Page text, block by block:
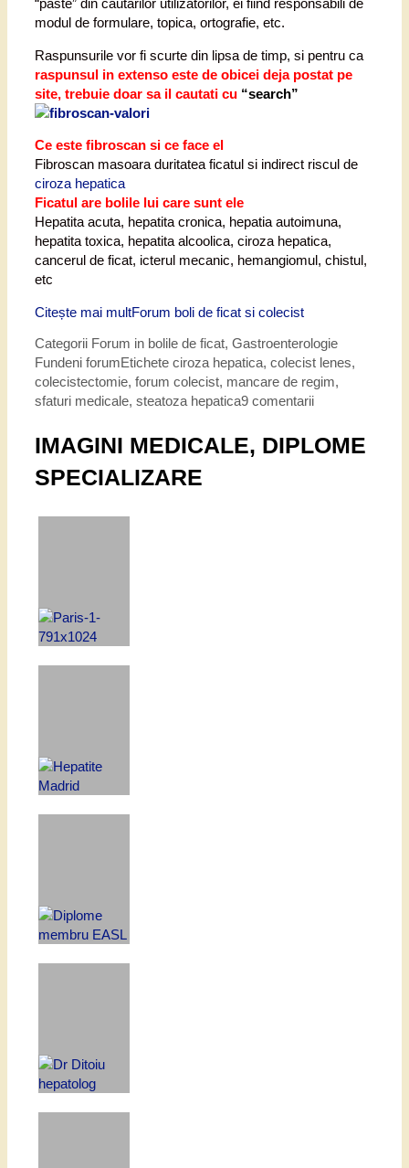
“paste” din cautarilor utilizatorilor, ei fiind responsabili de
modul de formulare, topica, ortografie, etc.
Raspunsurile vor fi scurte din lipsa de timp, si pentru ca
raspunsul in extenso este de obicei deja postat pe
site, trebuie doar sa il cautati cu “search”
Ce este fibroscan si ce face el
Fibroscan masoara duritatea ficatul si indirect riscul de
ciroza hepatica
Ficatul are bolile lui care sunt ele
Hepatita acuta, hepatita cronica, hepatia autoimuna,
hepatita toxica, hepatita alcoolica, ciroza hepatica,
cancerul de ficat, icterul mecanic, hemangiomul, chistul,
etc
Citește mai multForum boli de ficat si colecist
Categorii Forum in bolile de ficat, Gastroenterologie
Fundeni forumEtichete ciroza hepatica, colecist lenes,
colecistectomie, forum colecist, mancare de regim,
sfaturi medicale, steatoza hepatica9 comentarii
IMAGINI MEDICALE, DIPLOME
SPECIALIZARE